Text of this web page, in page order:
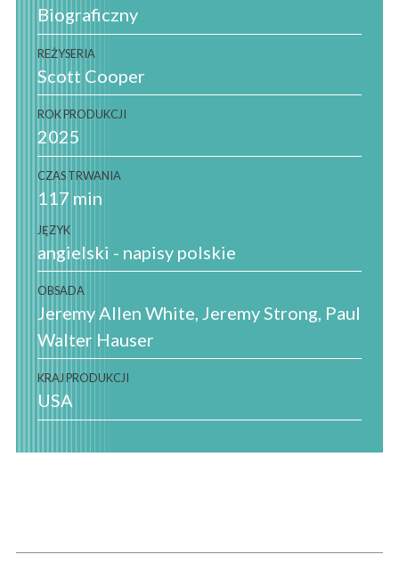
Biograficzny
REŻYSERIA
Scott Cooper
ROK PRODUKCJI
2025
CZAS TRWANIA
117 min
JĘZYK
angielski - napisy polskie
OBSADA
Jeremy Allen White, Jeremy Strong, Paul
Walter Hauser
KRAJ PRODUKCJI
USA